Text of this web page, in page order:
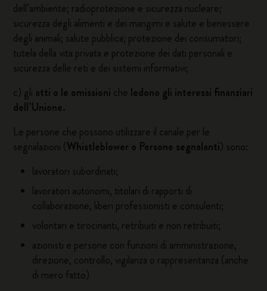
dell’ambiente; radioprotezione e sicurezza nucleare;
sicurezza degli alimenti e dei mangimi e salute e benessere
degli animali; salute pubblica; protezione dei consumatori;
tutela della vita privata e protezione dei dati personali e
sicurezza delle reti e dei sistemi informativi;
c) gli atti o le omissioni che ledono gli interessi finanziari
dell’Unione.
Le persone che possono utilizzare il canale per le
segnalazioni (Whistleblower o Persone segnalanti) sono:
lavoratori subordinati;
lavoratori autonomi, titolari di rapporti di
collaborazione, liberi professionisti e consulenti;
volontari e tirocinanti, retribuiti e non retribuiti;
azionisti e persone con funzioni di amministrazione,
direzione, controllo, vigilanza o rappresentanza (anche
di mero fatto)